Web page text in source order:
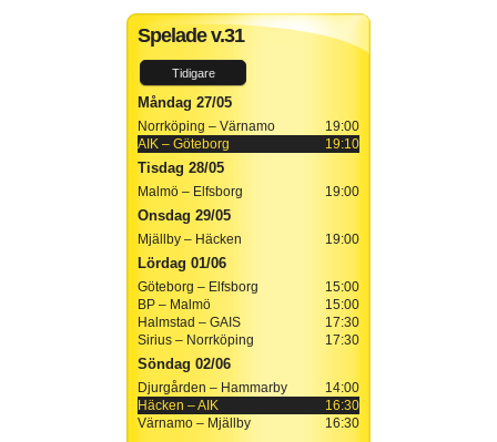
Spelade v.31
Tidigare
Måndag 27/05
19:00
Norrköping – Värnamo
19:10
AIK – Göteborg
Tisdag 28/05
19:00
Malmö – Elfsborg
Onsdag 29/05
19:00
Mjällby – Häcken
Lördag 01/06
15:00
Göteborg – Elfsborg
15:00
BP – Malmö
17:30
Halmstad – GAIS
17:30
Sirius – Norrköping
Söndag 02/06
14:00
Djurgården – Hammarby
16:30
Häcken – AIK
16:30
Värnamo – Mjällby